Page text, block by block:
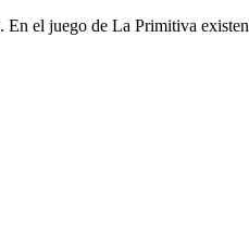
. En el juego de La Primitiva existen